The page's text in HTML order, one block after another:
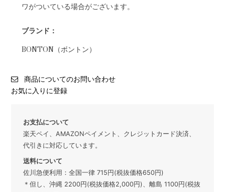
ワがついている場合がございます。
ブランド：
BONTON（ボントン）
商品についてのお問い合わせ
お気に入りに登録
お支払について
楽天ペイ、AMAZONペイメント、クレジットカード決済、
代引きに対応しています。
送料について
佐川急便利用：全国一律 715円(税抜価格650円)
＊但し、沖縄 2200円(税抜価格2,000円)、離島 1100円(税抜